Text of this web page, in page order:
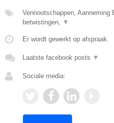
Vennootschappen, Aanneming
betwistingen,
▼
Er wordt gewerkt op afspraak.
Laatste facebook posts ▼
Sociale media: